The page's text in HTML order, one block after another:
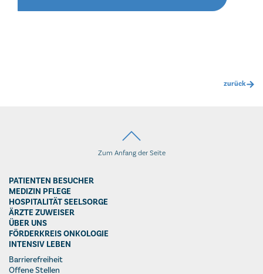
zurück
Zum Anfang der Seite
PATIENTEN BESUCHER
MEDIZIN PFLEGE
HOSPITALITÄT SEELSORGE
ÄRZTE ZUWEISER
ÜBER UNS
FÖRDERKREIS ONKOLOGIE
INTENSIV LEBEN
Barrierefreiheit
Offene Stellen